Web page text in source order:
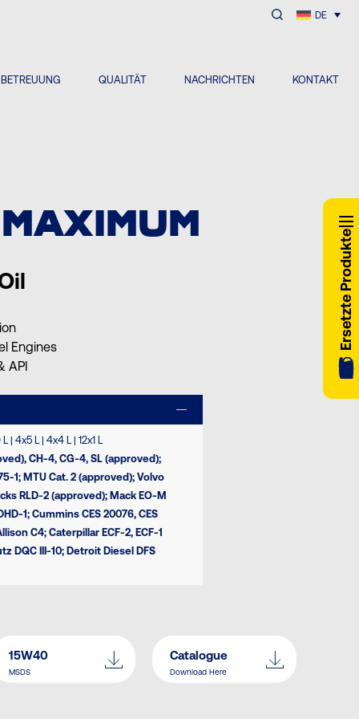
DE
QUALITÄT NACHRICHTEN KONTAKT
Ersetzte Produkte
Engines
API
| 4x5 L | 4x4 L | 12x1 L
CH-4, CG-4, SL (approved);
1; MTU Cat. 2 (approved); Volvo
RLD-2 (approved); Mack EO-M
1; Cummins CES 20076, CES
C4; Caterpillar ECF-2, ECF-1
DQC III-10; Detroit Diesel DFS
15W40
MSDS
Catalogue
Download Here